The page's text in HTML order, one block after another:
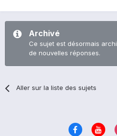
Archivé
Ce sujet est désormais
de nouvelles réponses.
Aller sur la liste des sujets